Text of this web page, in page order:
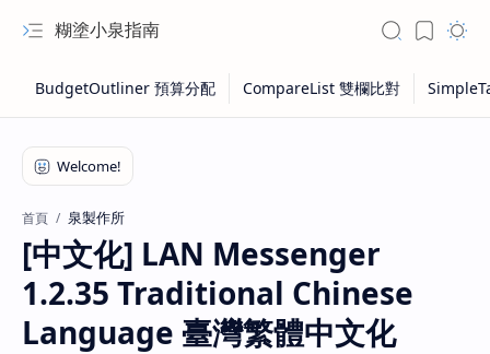
糊塗小泉指南
首頁 泉製作所
[中文化] LAN Messenger
1.2.35 Traditional Chinese
Language 臺灣繁體中文化